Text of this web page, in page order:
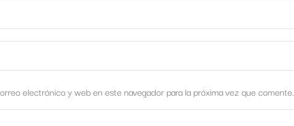
electrónico y web en este navegador para la próxima vez que comente.